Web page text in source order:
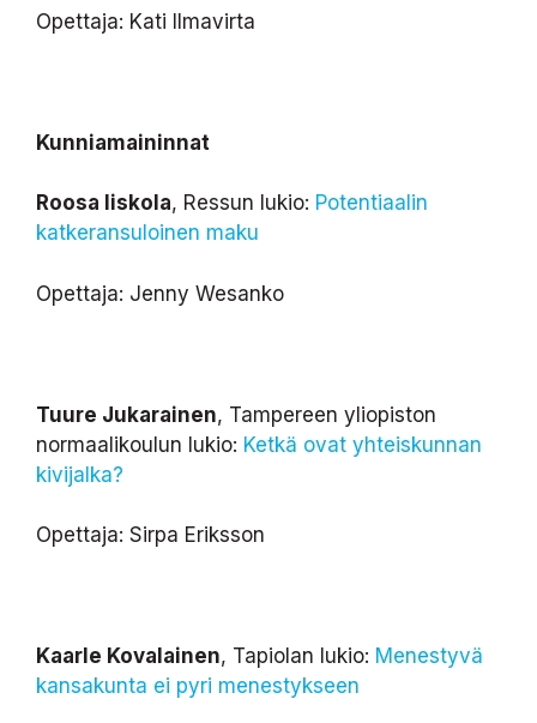
Opettaja: Kati Ilmavirta
Kunniamaininnat
Roosa Iiskola, Ressun lukio: Potentiaalin
katkeransuloinen maku
Opettaja: Jenny Wesanko
Tuure Jukarainen, Tampereen yliopiston
normaalikoulun lukio: Ketkä ovat yhteiskunnan
kivijalka?
Opettaja: Sirpa Eriksson
Kaarle Kovalainen, Tapiolan lukio: Menestyvä
kansakunta ei pyri menestykseen